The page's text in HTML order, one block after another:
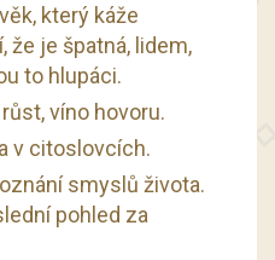
který káže
že je špatná, lidem,
to hlupáci.
víno hovoru.
v citoslovcích.
smyslů života.
pohled za